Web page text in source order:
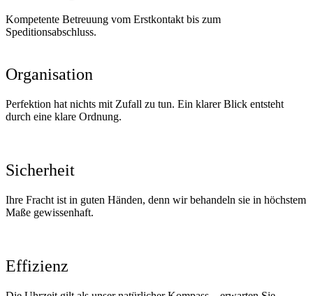
Kompetente Betreuung vom Erstkontakt bis zum
Speditionsabschluss.
Organisation
Perfektion hat nichts mit Zufall zu tun. Ein klarer Blick entsteht
durch eine klare Ordnung.
Sicherheit
Ihre Fracht ist in guten Händen, denn wir behandeln sie in höchstem
Maße gewissenhaft.
Effizienz